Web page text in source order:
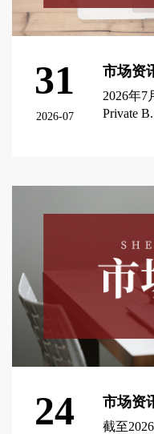
31
2026-07
市场资
2026年7
Private
24 市场资
截至